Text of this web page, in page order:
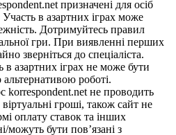
призначені для осіб
в азартних іграх може
Дотримуйтесь правил
гри. При виявленні перших
зверніться до спеціаліста.
азартних іграх не може бути
роботі.
korrespondent.net не проводить
гроші, також сайт не
оплату ставок та інших
можуть бути пов’язані з